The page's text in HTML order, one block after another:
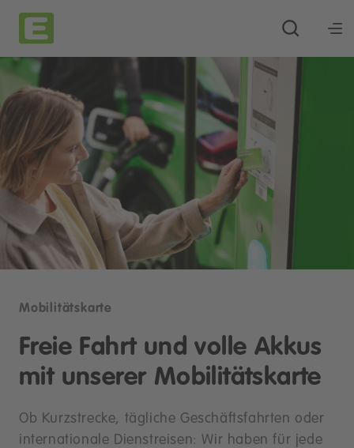
Mobilitätskarte
Freie Fahrt und volle Akkus
mit unserer Mobilitätskarte
Ob Kurzstrecke, tägliche Geschäftsfahrten oder
internationale Dienstreisen: Wir haben für jede